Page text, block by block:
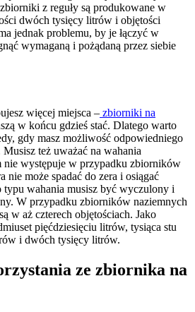
z reguły są produkowane w
dwóch tysięcy litrów i objętości
jednak problemu, by je łączyć w
wymaganą i pożądaną przez siebie
więcej miejsca – zbiorniki na
w końcu gdzieś stać. Dlatego warto
gdy masz możliwość odpowiedniego
też uważać na wahania
nie występuje w przypadku zbiorników
nie może spadać do zera i osiągać
typu wahania musisz być wyczulony i
W przypadku zbiorników naziemnych
w aż czterech objętościach. Jako
pięćdziesięciu litrów, tysiąca stu
i dwóch tysięcy litrów.
ze zbiornika na